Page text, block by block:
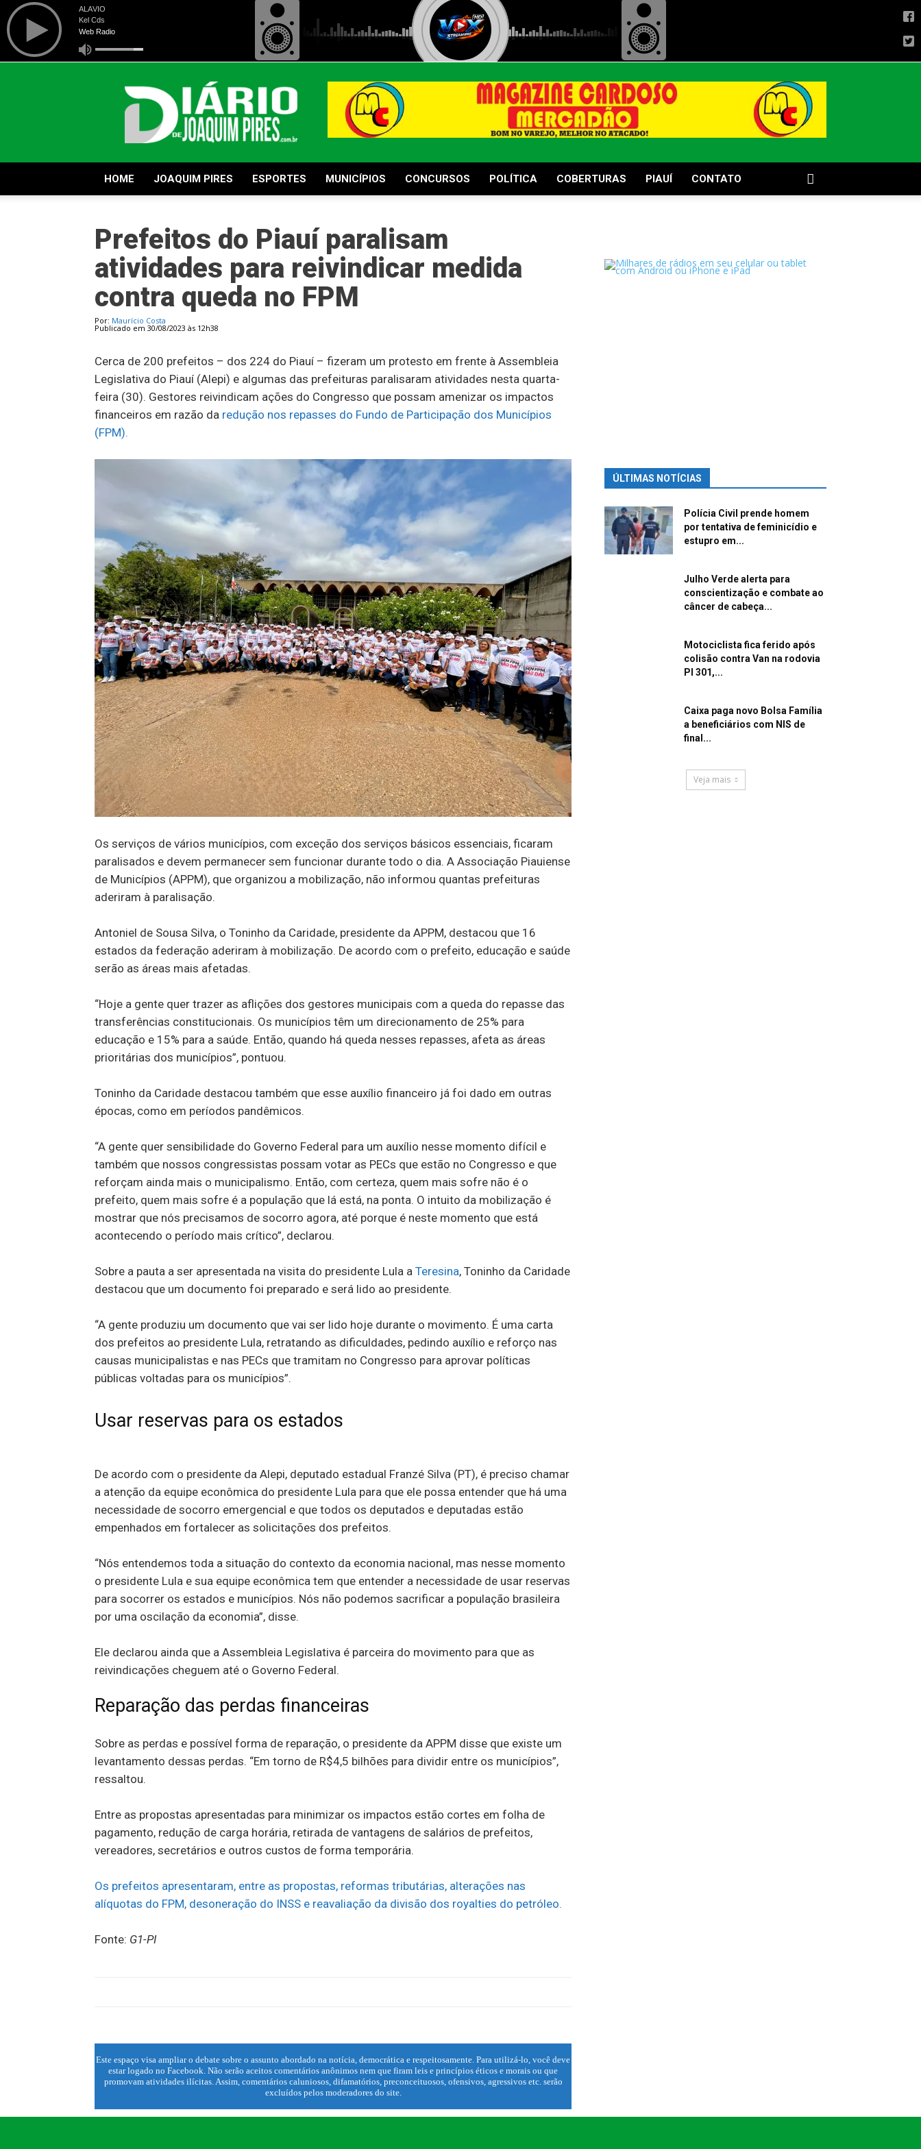
Diário
de
Joaquim
Pires
HOME JOAQUIM PIRES ESPORTES MUNICÍPIOS CONCURSOS POLÍTICA COBERTURAS PIAUÍ CONTATO
Prefeitos do Piauí paralisam
atividades para reivindicar medida
contra queda no FPM
Por: Maurício Costa
Publicado em 30/08/2023 às 12h38
Cerca de 200 prefeitos – dos 224 do Piauí – fizeram um protesto em frente à Assembleia
Legislativa do Piauí (Alepi) e algumas das prefeituras paralisaram atividades nesta quarta-
feira (30). Gestores reivindicam ações do Congresso que possam amenizar os impactos
financeiros em razão da redução nos repasses do Fundo de Participação dos Municípios
(FPM).
Os serviços de vários municípios, com exceção dos serviços básicos essenciais, ficaram
paralisados e devem permanecer sem funcionar durante todo o dia. A Associação Piauiense
de Municípios (APPM), que organizou a mobilização, não informou quantas prefeituras
aderiram à paralisação.
Antoniel de Sousa Silva, o Toninho da Caridade, presidente da APPM, destacou que 16
estados da federação aderiram à mobilização. De acordo com o prefeito, educação e saúde
serão as áreas mais afetadas.
“Hoje a gente quer trazer as aflições dos gestores municipais com a queda do repasse das
transferências constitucionais. Os municípios têm um direcionamento de 25% para
educação e 15% para a saúde. Então, quando há queda nesses repasses, afeta as áreas
prioritárias dos municípios”, pontuou.
Toninho da Caridade destacou também que esse auxílio financeiro já foi dado em outras
épocas, como em períodos pandêmicos.
“A gente quer sensibilidade do Governo Federal para um auxílio nesse momento difícil e
também que nossos congressistas possam votar as PECs que estão no Congresso e que
reforçam ainda mais o municipalismo. Então, com certeza, quem mais sofre não é o
prefeito, quem mais sofre é a população que lá está, na ponta. O intuito da mobilização é
mostrar que nós precisamos de socorro agora, até porque é neste momento que está
acontecendo o período mais crítico”, declarou.
Sobre a pauta a ser apresentada na visita do presidente Lula a Teresina, Toninho da Caridade
destacou que um documento foi preparado e será lido ao presidente.
“A gente produziu um documento que vai ser lido hoje durante o movimento. É uma carta
dos prefeitos ao presidente Lula, retratando as dificuldades, pedindo auxílio e reforço nas
causas municipalistas e nas PECs que tramitam no Congresso para aprovar políticas
públicas voltadas para os municípios”.
Usar reservas para os estados
De acordo com o presidente da Alepi, deputado estadual Franzé Silva (PT), é preciso chamar
a atenção da equipe econômica do presidente Lula para que ele possa entender que há uma
necessidade de socorro emergencial e que todos os deputados e deputadas estão
empenhados em fortalecer as solicitações dos prefeitos.
“Nós entendemos toda a situação do contexto da economia nacional, mas nesse momento
o presidente Lula e sua equipe econômica tem que entender a necessidade de usar reservas
para socorrer os estados e municípios. Nós não podemos sacrificar a população brasileira
por uma oscilação da economia”, disse.
Ele declarou ainda que a Assembleia Legislativa é parceira do movimento para que as
reivindicações cheguem até o Governo Federal.
Reparação das perdas financeiras
Sobre as perdas e possível forma de reparação, o presidente da APPM disse que existe um
levantamento dessas perdas. “Em torno de R$4,5 bilhões para dividir entre os municípios”,
ressaltou.
Entre as propostas apresentadas para minimizar os impactos estão cortes em folha de
pagamento, redução de carga horária, retirada de vantagens de salários de prefeitos,
vereadores, secretários e outros custos de forma temporária.
Os prefeitos apresentaram, entre as propostas, reformas tributárias, alterações nas
alíquotas do FPM, desoneração do INSS e reavaliação da divisão dos royalties do petróleo.
Fonte: G1-PI
Este espaço visa ampliar o debate sobre o assunto abordado na notícia, democrática e respeitosamente. Para utilizá-lo, você deve
estar logado no Facebook. Não serão aceitos comentários anônimos nem que firam leis e princípios éticos e morais ou que
promovam atividades ilícitas. Assim, comentários caluniosos, difamatórios, preconceituosos, ofensivos, agressivos etc. serão
excluídos pelos moderadores do site.
ÚLTIMAS NOTÍCIAS
Polícia Civil prende homem
por tentativa de feminicídio e
estupro em...
Julho Verde alerta para
conscientização e combate ao
câncer de cabeça...
Motociclista fica ferido após
colisão contra Van na rodovia
PI 301,...
Caixa paga novo Bolsa Família
a beneficiários com NIS de
final...
Veja mais